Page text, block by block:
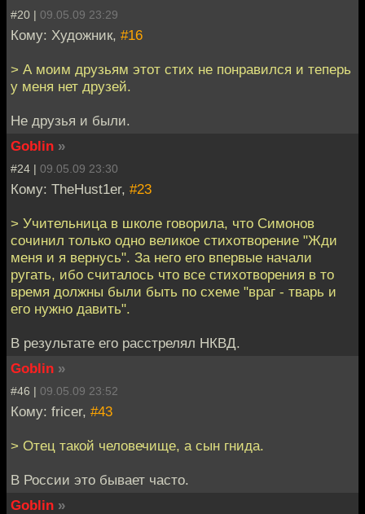
#20 | 09.05.09 23:29
Кому: Художник, #16
> А моим друзьям этот стих не понравился и теперь
у меня нет друзей.
Не друзья и были.
Goblin »
#24 | 09.05.09 23:30
Кому: TheHust1er, #23
> Учительница в школе говорила, что Симонов
сочинил только одно великое стихотворение "Жди
меня и я вернусь". За него его впервые начали
ругать, ибо считалось что все стихотворения в то
время должны были быть по схеме "враг - тварь и
его нужно давить".
В результате его расстрелял НКВД.
Goblin »
#46 | 09.05.09 23:52
Кому: fricer, #43
> Отец такой человечище, а сын гнида.
В России это бывает часто.
Goblin »